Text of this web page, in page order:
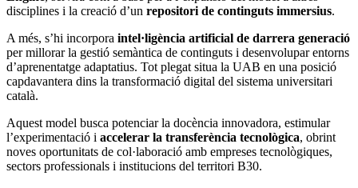
disciplines i la creació d’un repositori de continguts immersius.
A més, s’hi incorpora intel·ligència artificial de darrera generació
per millorar la gestió semàntica de continguts i desenvolupar entorns
d’aprenentatge adaptatius. Tot plegat situa la UAB en una posició
capdavantera dins la transformació digital del sistema universitari
català.
Aquest model busca potenciar la docència innovadora, estimular
l’experimentació i accelerar la transferència tecnològica, obrint
noves oportunitats de col·laboració amb empreses tecnològiques,
sectors professionals i institucions del territori B30.